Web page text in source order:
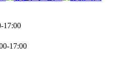
17:00
17:00